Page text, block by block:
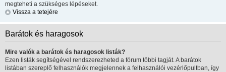
megteheti a szükséges lépéseket.
Vissza a tetejére
Barátok és haragosok
Mire valók a barátok és haragosok listák?
Ezen listák segítségével rendszerezheted a fórum többi tagját. A barátok
listában szereplő felhasználók megjelennek a felhasználói vezérlőpultban, így